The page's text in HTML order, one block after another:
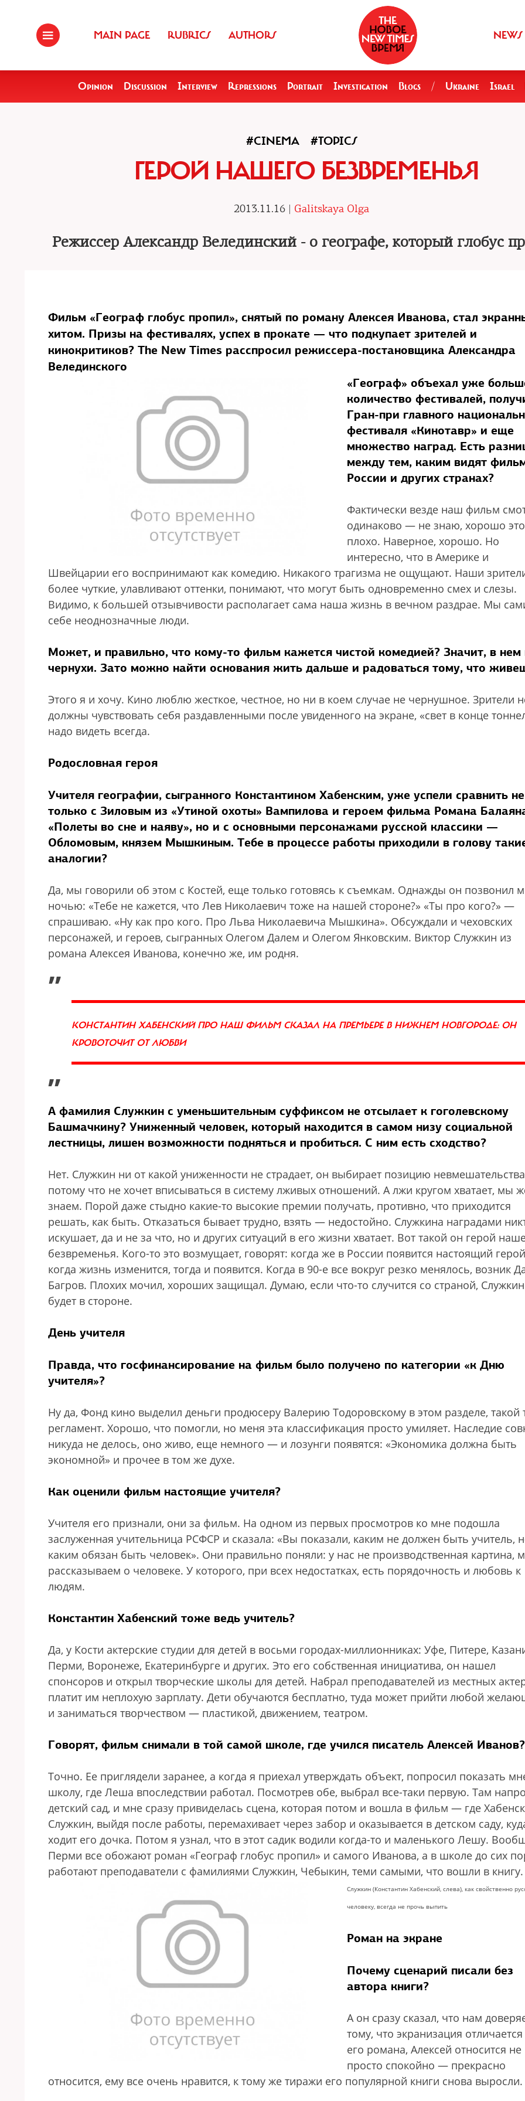
MAIN PAGE RUBRICS AUTHORS NEWS
Opinion Discussion Interview Repressions Portrait Investigation Blogs / Ukraine Israel
#CINEMA #TOPICS
ГЕРОЙ НАШЕГО БЕЗВРЕМЕНЬЯ
2013.11.16 | Galitskaya Olga
Режиссер Александр Велединский - о географе, который глобус
Фильм «Географ глобус пропил», снятый по роману Алексея Иванова, стал
хитом. Призы на фестивалях, успех в прокате — что подкупает зрителей и
кинокритиков? The New Times расспросил режиссера-постановщика Александра
Велединского
«Географ» объехал уже
количество фестивалей,
Гран-при главного
фестиваля «Кинотавр» и еще
множество наград. Есть
между тем, каким видят
России и других странах?
Фактически везде наш фильм
одинаково — не знаю, хорошо
плохо. Наверное, хорошо. Но
интересно, что в Америке и
Швейцарии его воспринимают как комедию. Никакого трагизма не ощущают. Наши
более чуткие, улавливают оттенки, понимают, что могут быть одновременно смех и слезы.
Видимо, к большей отзывчивости располагает сама наша жизнь в вечном раздрае. Мы
себе неоднозначные люди.
Может, и правильно, что кому-то фильм кажется чистой комедией? Значит, в нем
чернухи. Зато можно найти основания жить дальше и радоваться тому, что
Этого я и хочу. Кино люблю жесткое, честное, но ни в коем случае не чернушное. Зрители
должны чувствовать себя раздавленными после увиденного на экране, «свет в конце
надо видеть всегда.
Родословная героя
Учителя географии, сыгранного Константином Хабенским, уже успели сравнить не
только с Зиловым из «Утиной охоты» Вампилова и героем фильма Романа
«Полеты во сне и наяву», но и с основными персонажами русской классики —
Обломовым, князем Мышкиным. Тебе в процессе работы приходили в голову
аналогии?
Да, мы говорили об этом с Костей, еще только готовясь к съемкам. Однажды он позвонил
ночью: «Тебе не кажется, что Лев Николаевич тоже на нашей стороне?» «Ты про кого?» —
спрашиваю. «Ну как про кого. Про Льва Николаевича Мышкина». Обсуждали и чеховских
персонажей, и героев, сыгранных Олегом Далем и Олегом Янковским. Виктор Служкин из
романа Алексея Иванова, конечно же, им родня.
„
КОНСТАНТИН ХАБЕНСКИЙ ПРО НАШ ФИЛЬМ СКАЗАЛ НА ПРЕМЬЕРЕ В НИЖНЕМ НОВГОРОДЕ: ОН
КРОВОТОЧИТ ОТ ЛЮБВИ
”
А фамилия Служкин с уменьшительным суффиксом не отсылает к гоголевскому
Башмачкину? Униженный человек, который находится в самом низу социальной
лестницы, лишен возможности подняться и пробиться. С ним есть сходство?
Нет. Служкин ни от какой униженности не страдает, он выбирает позицию
потому что не хочет вписываться в систему лживых отношений. А лжи кругом хватает, мы
знаем. Порой даже стыдно какие-то высокие премии получать, противно, что приходится
решать, как быть. Отказаться бывает трудно, взять — недостойно. Служкина наградами
искушает, да и не за что, но и других ситуаций в его жизни хватает. Вот такой он герой
безвременья. Кого-то это возмущает, говорят: когда же в России появится настоящий
когда жизнь изменится, тогда и появится. Когда в 90-е все вокруг резко менялось, возник
Багров. Плохих мочил, хороших защищал. Думаю, если что-то случится со страной,
будет в стороне.
День учителя
Правда, что госфинансирование на фильм было получено по категории «к Дню
учителя»?
Ну да, Фонд кино выделил деньги продюсеру Валерию Тодоровскому в этом разделе, такой
регламент. Хорошо, что помогли, но меня эта классификация просто умиляет. Наследие
никуда не делось, оно живо, еще немного — и лозунги появятся: «Экономика должна быть
экономной» и прочее в том же духе.
Как оценили фильм настоящие учителя?
Учителя его признали, они за фильм. На одном из первых просмотров ко мне подошла
заслуженная учительница РСФСР и сказала: «Вы показали, каким не должен быть учитель,
каким обязан быть человек». Они правильно поняли: у нас не производственная картина,
рассказываем о человеке. У которого, при всех недостатках, есть порядочность и любовь к
людям.
Константин Хабенский тоже ведь учитель?
Да, у Кости актерские студии для детей в восьми городах-миллионниках: Уфе, Питере,
Перми, Воронеже, Екатеринбурге и других. Это его собственная инициатива, он нашел
спонсоров и открыл творческие школы для детей. Набрал преподавателей из местных
платит им неплохую зарплату. Дети обучаются бесплатно, туда может прийти любой
и заниматься творчеством — пластикой, движением, театром.
Говорят, фильм снимали в той самой школе, где учился писатель Алексей Иванов?
Точно. Ее приглядели заранее, а когда я приехал утверждать объект, попросил показать
школу, где Леша впоследствии работал. Посмотрев обе, выбрал все-таки первую. Там
детский сад, и мне сразу привиделась сцена, которая потом и вошла в фильм — где
Служкин, выйдя после работы, перемахивает через забор и оказывается в детском саду,
ходит его дочка. Потом я узнал, что в этот садик водили когда-то и маленького Лешу.
Перми все обожают роман «Географ глобус пропил» и самого Иванова, а в школе до сих
работают преподаватели с фамилиями Служкин, Чебыкин, теми самыми, что вошли в книгу.
Служкин (Константин Хабенский, слева), как свойственно
человеку, всегда не прочь выпить
Роман на экране
Почему сценарий писали без
автора книги?
А он сразу сказал, что нам
тому, что экранизация отличается
его романа, Алексей относится не
просто спокойно — прекрасно
относится, ему все очень нравится, к тому же тиражи его популярной книги снова выросли.